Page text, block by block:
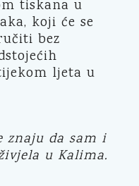
tiskana u
koji će se
bez
ljeta u
znaju da sam i
u Kalima.